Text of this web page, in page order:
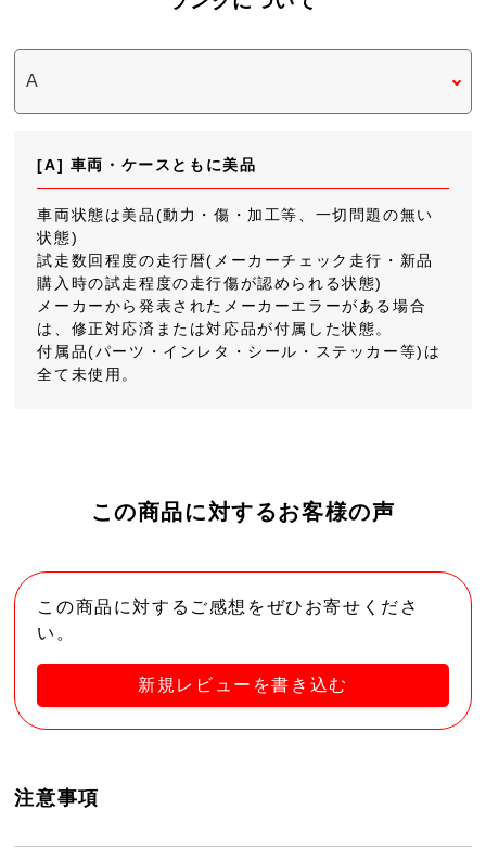
[A] 車両・ケースともに美品
車両状態は美品(動力・傷・加工等、一切問題の無い
状態)
試走数回程度の走行暦(メーカーチェック走行・新品
購入時の試走程度の走行傷が認められる状態)
メーカーから発表されたメーカーエラーがある場合
は、修正対応済または対応品が付属した状態。
付属品(パーツ・インレタ・シール・ステッカー等)は
全て未使用。
この商品に対するお客様の声
この商品に対するご感想をぜひお寄せくださ
い。
新規レビューを書き込む
注意事項